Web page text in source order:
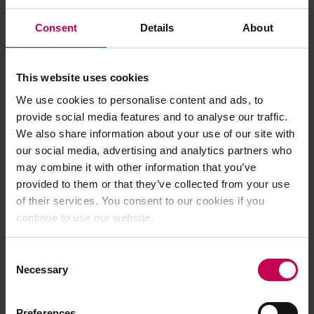
Consent Details About
This website uses cookies
We use cookies to personalise content and ads, to
provide social media features and to analyse our traffic.
We also share information about your use of our site with
our social media, advertising and analytics partners who
may combine it with other information that you’ve
provided to them or that they’ve collected from your use
of their services. You consent to our cookies if you
continue to use our website.
Selection
Necessary
frutta e verdura. Ti forniscono molte vitamine e
nutrienti sani. Le proprietà salutari, come la
tua digestione e riducono i disturbi del
dei tipi di frutta e verdura contiene poche calorie,
attenzione a mangiare la frutta in quantità
salutari. Soprattutto frutti come banane e uva
contengono un alto contenuto di zuccheri.
Prodotti a base di cereali e patate
Riso, patate, pasta, pane integrale, fiocchi
d'avena e altri cereali formano, insieme a frutta e
e ti saziano. Questi alimenti ricchi di fibre sono
corpo. Si raccomanda particolarmente di scegliere
prodotti integrali. L'integrale ti sazia più a lungo
malattie come il diabete di tipo 2.